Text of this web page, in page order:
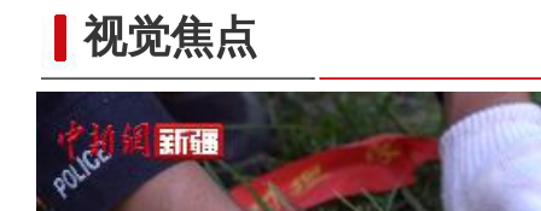
视觉焦点新疆库尔勒市回应香梨采